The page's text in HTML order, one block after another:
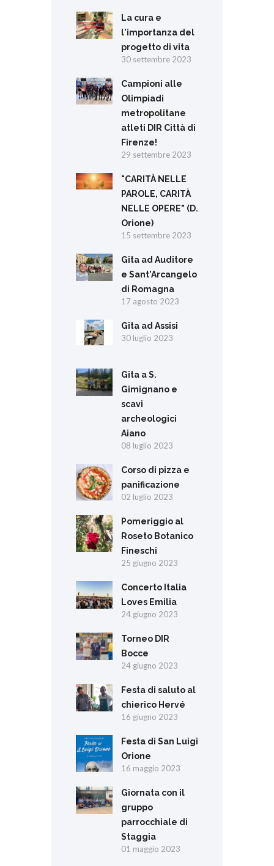
La cura e
l'importanza del
progetto di vita
30 settembre 2023
Campioni alle
Olimpiadi
metropolitane
atleti DIR Città di
Firenze!
29 settembre 2023
"CARITÀ NELLE
PAROLE, CARITÀ
NELLE OPERE" (D.
Orione)
15 settembre 2023
Gita ad Auditore
e Sant'Arcangelo
di Romagna
17 agosto 2023
Gita ad Assisi
30 luglio 2023
Gita a S.
Gimignano e
scavi
archeologici
Aiano
08 luglio 2023
Corso di pizza e
panificazione
02 luglio 2023
Pomeriggio al
Roseto Botanico
Fineschi
25 giugno 2023
Concerto Italia
Loves Emilia
24 giugno 2023
Torneo DIR
Bocce
24 giugno 2023
Festa di saluto al
chierico Hervé
16 giugno 2023
Festa di San Luigi
Orione
16 maggio 2023
Giornata con il
gruppo
parrocchiale di
Staggia
01 maggio 2023